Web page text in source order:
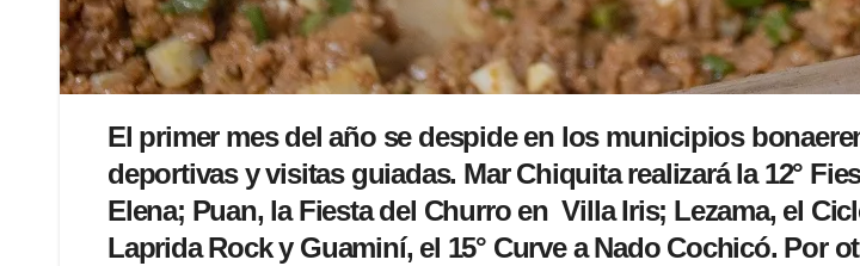
El primer mes del año se despide en los municipios
deportivas y visitas guiadas. Mar Chiquita realizará la 12°
Elena; Puan, la Fiesta del Churro en Villa Iris; Lezama, el
Laprida Rock y Guaminí, el 15° Curve a Nado Cochicó. Por